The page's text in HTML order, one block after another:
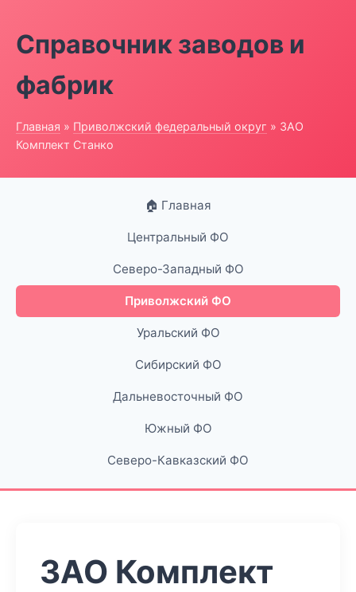
Справочник заводов и
фабрик
Главная » Приволжский федеральный округ » ЗАО
Комплект Станко
🏠 Главная
Центральный ФО
Северо-Западный ФО
Приволжский ФО
Уральский ФО
Сибирский ФО
Дальневосточный ФО
Южный ФО
Северо-Кавказский ФО
ЗАО Комплект